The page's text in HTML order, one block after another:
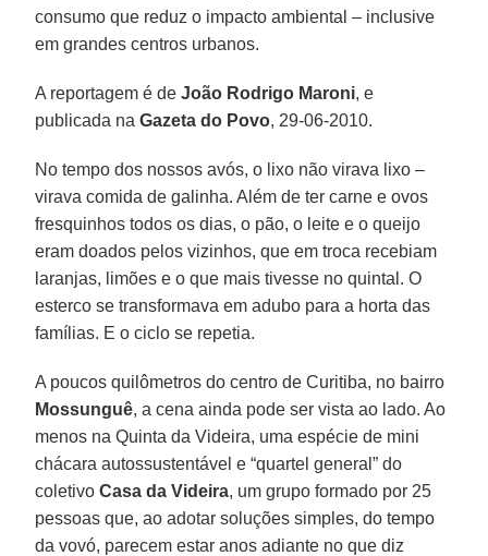
consumo que reduz o impacto ambiental – inclusive
em grandes centros urbanos.
A reportagem é deJoão Rodrigo Maroni, e
publicada naGazeta do Povo, 29-06-2010.
No tempo dos nossos avós, o lixo não virava lixo –
virava comida de galinha. Além de ter carne e ovos
fresquinhos todos os dias, o pão, o leite e o queijo
eram doados pelos vizinhos, que em troca recebiam
laranjas, limões e o que mais tivesse no quintal. O
esterco se transformava em adubo para a horta das
famílias. E o ciclo se repetia.
A poucos quilômetros do centro de Curitiba, no bairro
Mossunguê, a cena ainda pode ser vista ao lado. Ao
menos na Quinta da Videira, uma espécie de mini
chácara autossustentável e “quartel general” do
coletivoCasa da Videira, um grupo formado por 25
pessoas que, ao adotar soluções simples, do tempo
da vovó, parecem estar anos adiante no que diz